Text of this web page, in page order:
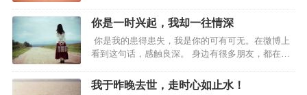
我一直认为这种畅销书可读可不读，当时也是凑单
买的，偶尔翻个几十页，这个周末一口气读完了，
居然让我有了意外的收获。网络上有一句很流行的
话，“懂了很多的道理，依然过不好这一生。”这个问
题太简单了，知道不等于做到，老子在《道德经》
里早就讲了，“上士闻道，勤而行之，中士闻道，若
你是一时兴起，我却一往情深
你是我的患得患失，我是你的可有可无。在微博上
看到这句话，感触良深。 身边有很多朋友，都在感
却是无尽的冷漠和伤害。 有一个朋友，和男友相处
了一段时间以后决定结婚，朋友认定了那个男人，
我于昨晚去世，走时心如止水！